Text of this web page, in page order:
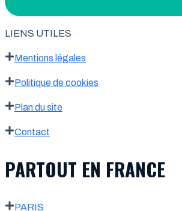
LIENS UTILES
Mentions légales
Politique de cookies
Plan du site
Contact
PARTOUT EN FRANCE
PARIS